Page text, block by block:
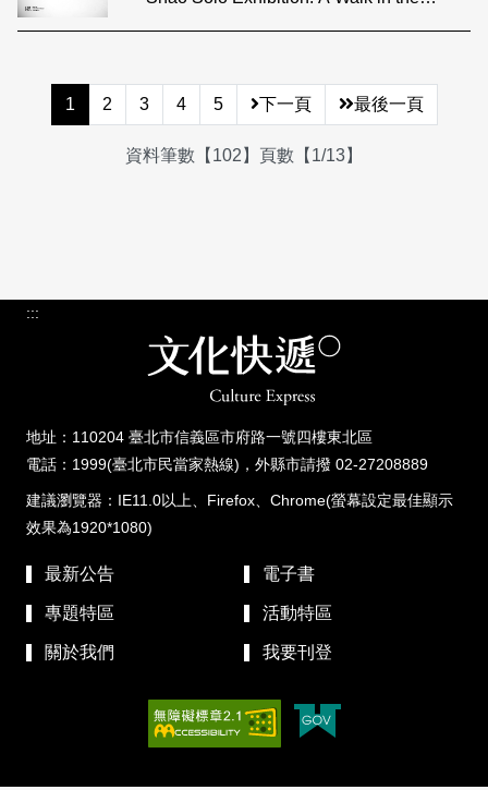
1 2 3 4 5 下一頁 最後一頁
資料筆數【102】頁數【1/13】
:::
地址：110204 臺北市信義區市府路一號四樓東北區
電話：1999(臺北市民當家熱線)，外縣市請撥 02-27208889
建議瀏覽器：IE11.0以上、Firefox、Chrome(螢幕設定最佳顯示
效果為1920*1080)
最新公告 電子書
專題特區 活動特區
關於我們 我要刊登